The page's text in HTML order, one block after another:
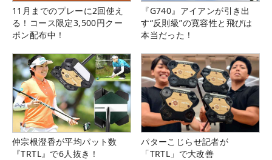
11月までのプレーに2回使え
る！コース限定3,500円クー
ポン配布中！
『G740』アイアンが引き出
す“反則級”の寛容性と飛びは
本当だった！
仲宗根澄香が平均パット数
『TRTL』で6人抜き！
パターこじらせ記者が
「TRTL」で大改善